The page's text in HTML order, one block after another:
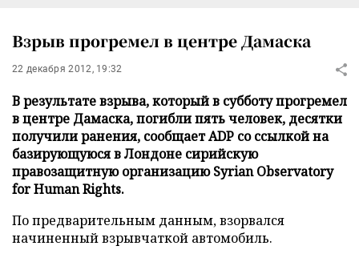
Взрыв прогремел в центре Дамаска
22 декабря 2012, 19:32
В результате взрыва, который в субботу прогремел
в центре Дамаска, погибли пять человек, десятки
получили ранения, сообщает ADP со ссылкой на
базирующуюся в Лондоне сирийскую
правозащитную организацию Syrian Observatory
for Human Rights.
По предварительным данным, взорвался
начиненный взрывчаткой автомобиль.